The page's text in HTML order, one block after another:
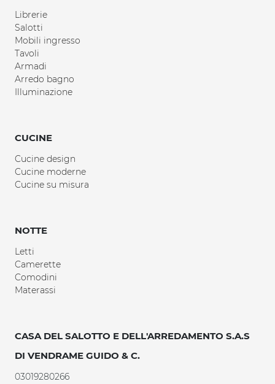
Librerie
Salotti
Mobili ingresso
Tavoli
Armadi
Arredo bagno
Illuminazione
CUCINE
Cucine design
Cucine moderne
Cucine su misura
NOTTE
Letti
Camerette
Comodini
Materassi
CASA DEL SALOTTO E DELL'ARREDAMENTO S.A.S
DI VENDRAME GUIDO & C.
03019280266